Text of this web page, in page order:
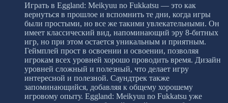
Играть в Eggland: Meikyuu no Fukkatsu — это как
вернуться в прошлое и вспомнить те дни, когда игры
были простыми, но все же такими увлекательными. Он
имеет классический вид, напоминающий эру 8-битных
игр, но при этом остается уникальным и приятным.
Геймплей прост в освоении и освоении, позволяя
игрокам всех уровней хорошо проводить время. Дизайн
уровней сложный и полезный, что делает игру
интересной и полезной. Саундтрек также
запоминающийся, добавляя к общему хорошему
игровому опыту. Eggland: Meikyuu no Fukkatsu уже